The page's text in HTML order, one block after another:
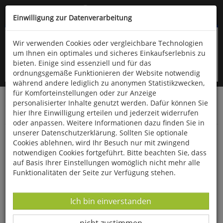
Kompletten Head der Seite überspringen
oder (06766) 9323-960
Startseite Bücher Downloads
Zeitschriften
Der Falke
Der Mellumrat e.V.
Einwilligung zur Datenverarbeitung
Wir verwenden Cookies oder vergleichbare Technologien
um Ihnen ein optimales und sicheres Einkaufserlebnis zu
bieten. Einige sind essenziell und für das
ordnungsgemäße Funktionieren der Website notwendig
während andere lediglich zu anonymen Statistikzwecken,
für Komforteinstellungen oder zur Anzeige
personalisierter Inhalte genutzt werden. Dafür können Sie
hier Ihre Einwilligung erteilen und jederzeit widerrufen
oder anpassen. Weitere Informationen dazu finden Sie in
unserer Datenschutzerklärung. Sollten Sie optionale
Cookies ablehnen, wird Ihr Besuch nur mit zwingend
notwendigen Cookies fortgeführt. Bitte beachten Sie, dass
auf Basis Ihrer Einstellungen womöglich nicht mehr alle
Funktionalitäten der Seite zur Verfügung stehen.
Datenverarbeitung -
Ich bin einverstanden